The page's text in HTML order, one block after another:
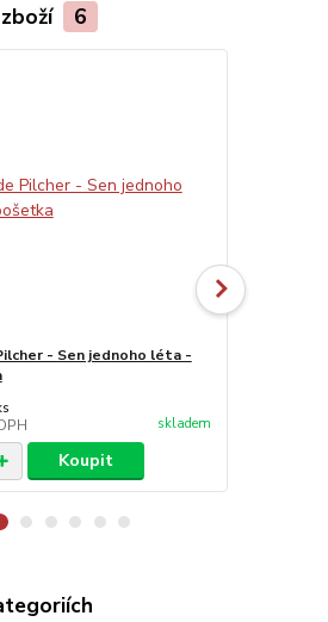
6
- Sen jednoho léta -
skladem
Koupit